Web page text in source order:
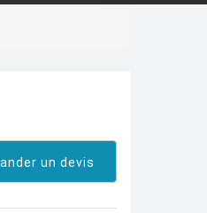
un devis